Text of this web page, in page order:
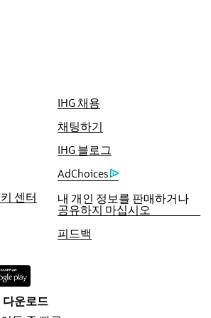
IHG 채용
채팅하기
IHG 블로그
AdChoices
센터
내 개인 정보를 판매하거나
공유하지 마십시오
피드백
다운로드
그램
을 보장해 드리며, 그렇지 않을
가격과 동일하게 적용해 드리
한도 내에서 IHG® Rewards
섯 배로 적립해 드립니다.
립니다.
!
우 예약 수수료를 부과하지 않
사이트 보안
라이버시를 중요하게 여기며 고
하기 위해 노력합니다. 고객이